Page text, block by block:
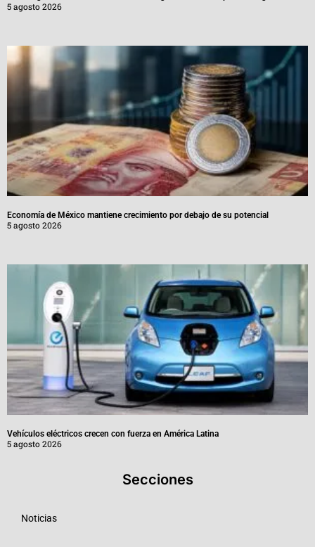
5 agosto 2026
Economía de México mantiene crecimiento por debajo de su potencial
5 agosto 2026
Vehículos eléctricos crecen con fuerza en América Latina
5 agosto 2026
Secciones
Noticias